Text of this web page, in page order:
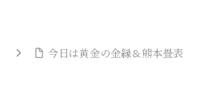
今日は黄金の金縁＆熊本畳表